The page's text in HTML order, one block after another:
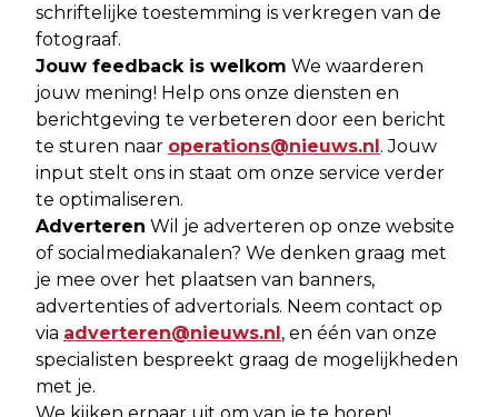
schriftelijke toestemming is verkregen van de
fotograaf.
Jouw feedback is welkom We waarderen
jouw mening! Help ons onze diensten en
berichtgeving te verbeteren door een bericht
te sturen naar operations@nieuws.nl. Jouw
input stelt ons in staat om onze service verder
te optimaliseren.
Adverteren Wil je adverteren op onze website
of socialmediakanalen? We denken graag met
je mee over het plaatsen van banners,
advertenties of advertorials. Neem contact op
via adverteren@nieuws.nl, en één van onze
specialisten bespreekt graag de mogelijkheden
met je.